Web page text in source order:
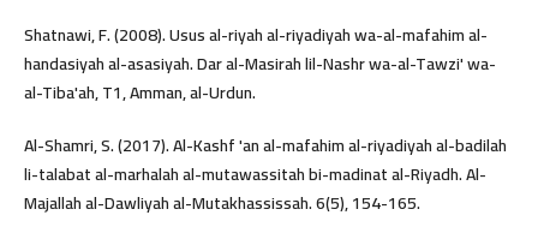
Shatnawi, F. (2008). Usus al-riyah al-riyadiyah wa-al-mafahim al-
handasiyah al-asasiyah. Dar al-Masirah lil-Nashr wa-al-Tawzi' wa-
al-Tiba'ah, T1, Amman, al-Urdun.
Al-Shamri, S. (2017). Al-Kashf 'an al-mafahim al-riyadiyah al-badilah
li-talabat al-marhalah al-mutawassitah bi-madinat al-Riyadh. Al-
Majallah al-Dawliyah al-Mutakhassissah. 6(5), 154-165.